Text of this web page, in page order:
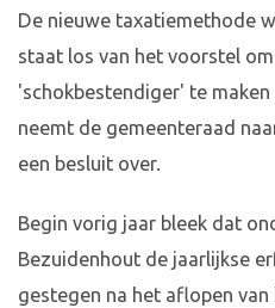
De nieuwe taxatiemethode
staat los van het voorstel
'schokbestendiger' te
neemt de gemeenteraad
een besluit over.
Begin vorig jaar bleek dat
Bezuidenhout de jaarlijkse
gestegen na het aflopen